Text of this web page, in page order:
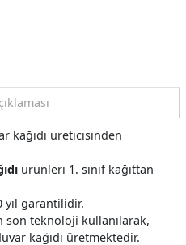
kağıdı üreticisinden
ürünleri 1. sınıf kağıttan
yıl garantilidir.
son teknoloji kullanılarak,
kağıdı üretmektedir.